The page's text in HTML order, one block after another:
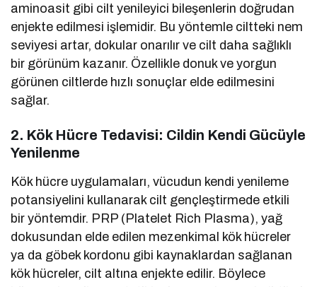
aminoasit gibi cilt yenileyici bileşenlerin doğrudan
enjekte edilmesi işlemidir. Bu yöntemle ciltteki nem
seviyesi artar, dokular onarılır ve cilt daha sağlıklı
bir görünüm kazanır. Özellikle donuk ve yorgun
görünen ciltlerde hızlı sonuçlar elde edilmesini
sağlar.
2. Kök Hücre Tedavisi: Cildin Kendi Gücüyle
Yenilenme
Kök hücre uygulamaları, vücudun kendi yenileme
potansiyelini kullanarak cilt gençleştirmede etkili
bir yöntemdir. PRP (Platelet Rich Plasma), yağ
dokusundan elde edilen mezenkimal kök hücreler
ya da göbek kordonu gibi kaynaklardan sağlanan
kök hücreler, cilt altına enjekte edilir. Böylece